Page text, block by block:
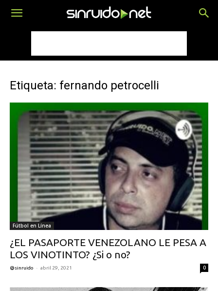
Etiqueta: fernando petrocelli
Fútbol en Línea
¿EL PASAPORTE VENEZOLANO LE PESA A
LOS VINOTINTO? ¿Si o no?
@sinruido - abril 29, 2021 0